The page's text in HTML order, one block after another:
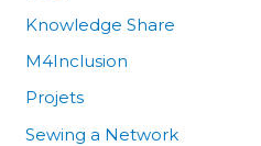
Knowledge Share
M4Inclusion
Projets
Sewing a Network